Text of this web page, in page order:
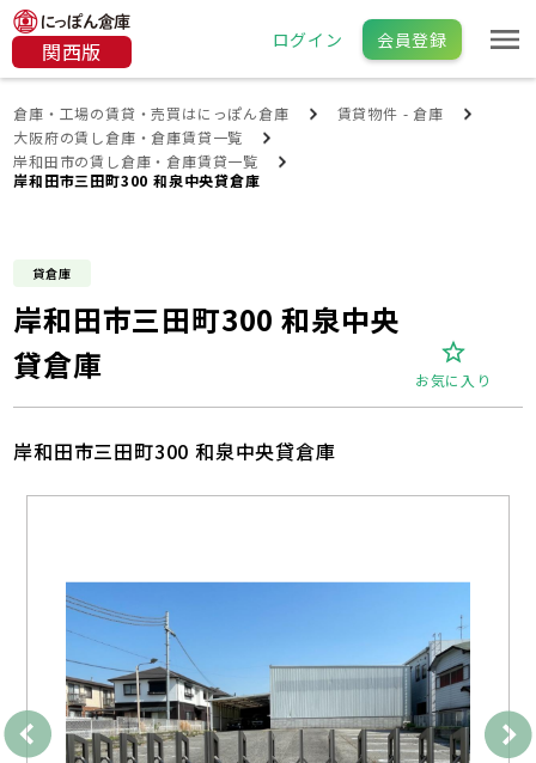
関西版 ログイン 会員登録
倉庫・工場の賃貸・売買はにっぽん倉庫
賃貸物件 - 倉庫
大阪府の賃し倉庫・倉庫賃貸一覧
岸和田市の賃し倉庫・倉庫賃貸一覧
岸和田市三田町300 和泉中央貸倉庫
貸倉庫
岸和田市三田町300 和泉中央
貸倉庫
お気に入り
岸和田市三田町300 和泉中央貸倉庫